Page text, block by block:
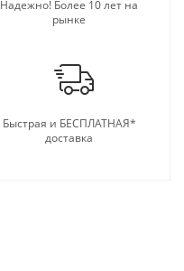
Надежно! Более 10 лет на
рынке
Быстрая и БЕСПЛАТНАЯ*
доставка